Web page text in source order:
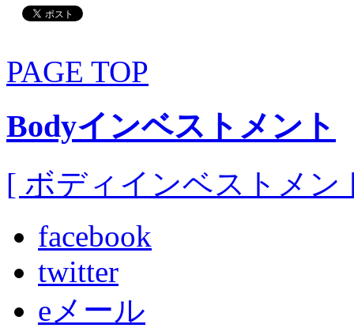
PAGE TOP
Bodyインベストメント
[ ボディインベストメン
facebook
twitter
eメール